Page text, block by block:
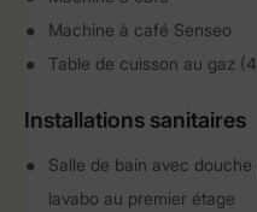
Machine à café Senseo
Table de cuisson au gaz
Installations sanitaires
Salle de bain avec
lavabo au premier étage